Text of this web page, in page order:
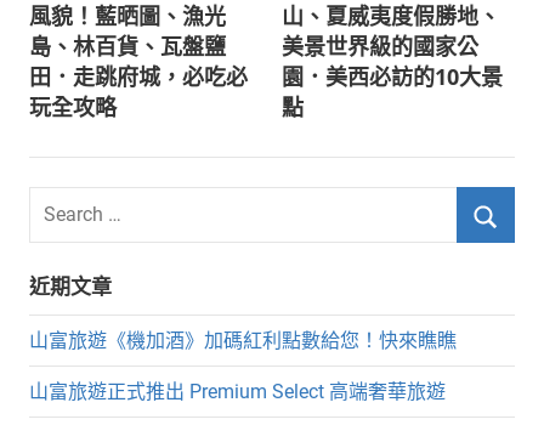
導
覽
風貌！藍晒圖、漁光
島、林百貨、瓦盤鹽
田．走跳府城，必吃必
玩全攻略
山、夏威夷度假勝地、
美景世界級的國家公
園．美西必訪的10大景
點
Search
近期文章
山富旅遊《機加酒》加碼紅利點數給您！快來瞧瞧
山富旅遊正式推出 Premium Select 高端奢華旅遊